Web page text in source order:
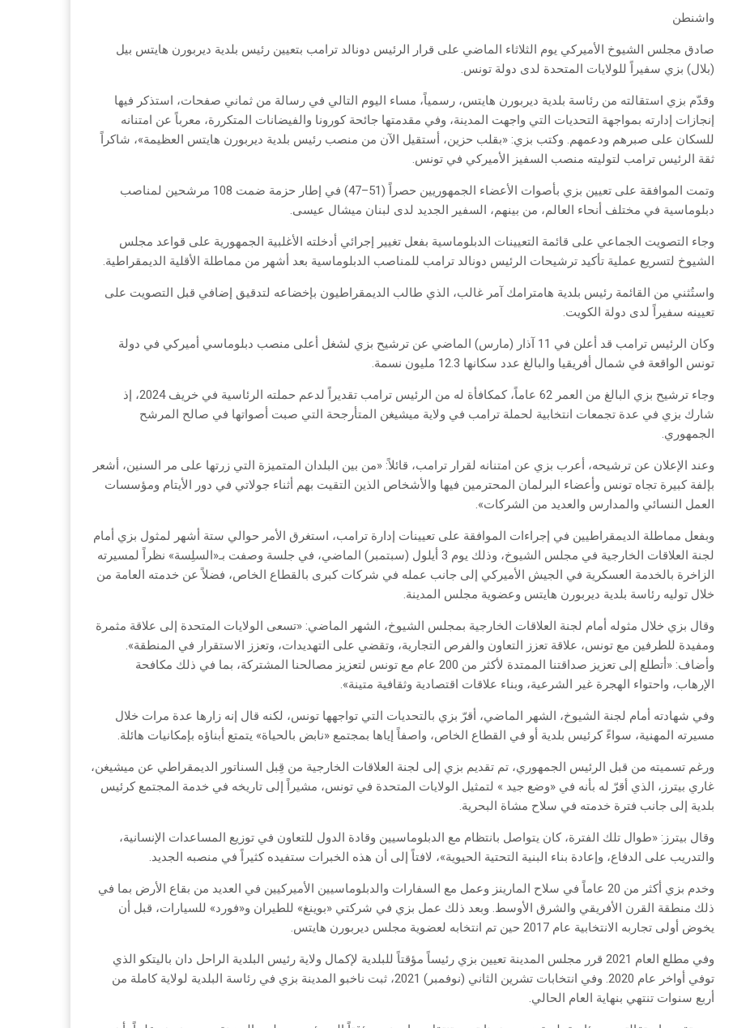
واشنطن
صادق مجلس الشيوخ الأميركي يوم الثلاثاء الماضي على قرار الرئيس دونالد ترامب بتعيين رئيس بلدية ديربورن هايتس بيل
(بلال) بزي سفيراً للولايات المتحدة لدى دولة تونس.
وقدّم بزي استقالته من رئاسة بلدية ديربورن هايتس، رسمياً، مساء اليوم التالي في رسالة من ثماني صفحات، استذكر فيها
إنجازات إدارته بمواجهة التحديات التي واجهت المدينة، وفي مقدمتها جائحة كورونا والفيضانات المتكررة، معرباً عن امتنانه
للسكان على صبرهم ودعمهم. وكتب بزي: «بقلب حزين، أستقيل الآن من منصب رئيس بلدية ديربورن هايتس العظيمة»، شاكراً
ثقة الرئيس ترامب لتوليته منصب السفيز الأميركي في تونس.
وتمت الموافقة على تعيين بزي بأصوات الأعضاء الجمهوريين حصراً (51–47) في إطار حزمة ضمت 108 مرشحين لمناصب
دبلوماسية في مختلف أنحاء العالم، من بينهم، السفير الجديد لدى لبنان ميشال عيسى.
وجاء التصويت الجماعي على قائمة التعيينات الدبلوماسية بفعل تغيير إجرائي أدخلته الأغلبية الجمهورية على قواعد مجلس
الشيوخ لتسريع عملية تأكيد ترشيحات الرئيس دونالد ترامب للمناصب الدبلوماسية بعد أشهر من مماطلة الأقلية الديمقراطية.
واستُثني من القائمة رئيس بلدية هامترامك آمر غالب، الذي طالب الديمقراطيون بإخضاعه لتدقيق إضافي قبل التصويت على
تعيينه سفيراً لدى دولة الكويت.
وكان الرئيس ترامب قد أعلن في 11 آذار (مارس) الماضي عن ترشيح بزي لشغل أعلى منصب دبلوماسي أميركي في دولة
تونس الواقعة في شمال أفريقيا والبالغ عدد سكانها 12.3 مليون نسمة.
وجاء ترشيح بزي البالغ من العمر 62 عاماً، كمكافأة له من الرئيس ترامب تقديراً لدعم حملته الرئاسية في خريف 2024، إذ
شارك بزي في عدة تجمعات انتخابية لحملة ترامب في ولاية ميشيغن المتأرجحة التي صبت أصواتها في صالح المرشح
الجمهوري.
وعند الإعلان عن ترشيحه، أعرب بزي عن امتنانه لقرار ترامب، قائلاً: «من بين البلدان المتميزة التي زرتها على مر السنين، أشعر
بإلفة كبيرة تجاه تونس وأعضاء البرلمان المحترمين فيها والأشخاص الذين التقيت بهم أثناء جولاتي في دور الأيتام ومؤسسات
العمل النسائي والمدارس والعديد من الشركات».
وبفعل مماطلة الديمقراطيين في إجراءات الموافقة على تعيينات إدارة ترامب، استغرق الأمر حوالي ستة أشهر لمثول بزي أمام
لجنة العلاقات الخارجية في مجلس الشيوخ، وذلك يوم 3 أيلول (سبتمبر) الماضي، في جلسة وصفت بـ«السلِسة» نظراً لمسيرته
الزاخرة بالخدمة العسكرية في الجيش الأميركي إلى جانب عمله في شركات كبرى بالقطاع الخاص، فضلاً عن خدمته العامة من
خلال توليه رئاسة بلدية ديربورن هايتس وعضوية مجلس المدينة.
وقال بزي خلال مثوله أمام لجنة العلاقات الخارجية بمجلس الشيوخ، الشهر الماضي: «تسعى الولايات المتحدة إلى علاقة مثمرة
ومفيدة للطرفين مع تونس، علاقة تعزز التعاون والفرص التجارية، وتقضي على التهديدات، وتعزز الاستقرار في المنطقة».
وأضاف: «أتطلع إلى تعزيز صداقتنا الممتدة لأكثر من 200 عام مع تونس لتعزيز مصالحنا المشتركة، بما في ذلك مكافحة
الإرهاب، واحتواء الهجرة غير الشرعية، وبناء علاقات اقتصادية وثقافية متينة».
وفي شهادته أمام لجنة الشيوخ، الشهر الماضي، أقرّ بزي بالتحديات التي تواجهها تونس، لكنه قال إنه زارها عدة مرات خلال
مسيرته المهنية، سواءً كرئيس بلدية أو في القطاع الخاص، واصفاً إياها بمجتمع «نابض بالحياة» يتمتع أبناؤه بإمكانيات هائلة.
ورغم تسميته من قبل الرئيس الجمهوري، تم تقديم بزي إلى لجنة العلاقات الخارجية من قِبل السناتور الديمقراطي عن ميشيغن،
غاري بيترز، الذي أقرّ له بأنه في «وضع جيد » لتمثيل الولايات المتحدة في تونس، مشيراً إلى تاريخه في خدمة المجتمع كرئيس
بلدية إلى جانب فترة خدمته في سلاح مشاة البحرية.
وقال بيترز: «طوال تلك الفترة، كان يتواصل بانتظام مع الدبلوماسيين وقادة الدول للتعاون في توزيع المساعدات الإنسانية،
والتدريب على الدفاع، وإعادة بناء البنية التحتية الحيوية»، لافتاً إلى أن هذه الخبرات ستفيده كثيراً في منصبه الجديد.
وخدم بزي أكثر من 20 عاماً في سلاح المارينز وعمل مع السفارات والدبلوماسيين الأميركيين في العديد من بقاع الأرض بما في
ذلك منطقة القرن الأفريقي والشرق الأوسط. وبعد ذلك عمل بزي في شركتي «بوينغ» للطيران و«فورد» للسيارات، قبل أن
يخوض أولى تجاربه الانتخابية عام 2017 حين تم انتخابه لعضوية مجلس ديربورن هايتس.
وفي مطلع العام 2021 قرر مجلس المدينة تعيين بزي رئيساً مؤقتاً للبلدية لإكمال ولاية رئيس البلدية الراحل دان باليتكو الذي
توفي أواخر عام 2020. وفي انتخابات تشرين الثاني (نوفمبر) 2021، ثبت ناخبو المدينة بزي في رئاسة البلدية لولاية كاملة من
أربع سنوات تنتهي بنهاية العام الحالي.